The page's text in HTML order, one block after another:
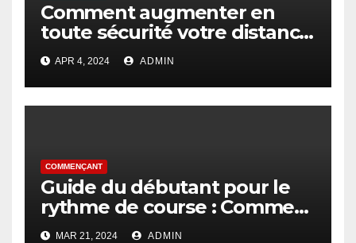
Comment augmenter en
toute sécurité votre distance
de course
APR 4, 2024 ADMIN
COMMENÇANT
Guide du débutant pour le
rythme de course : Comment
trouver votre rythme
MAR 21, 2024 ADMIN